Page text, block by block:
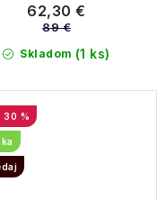
Skladom (1 ks)
62,30 €
89 €
30 %